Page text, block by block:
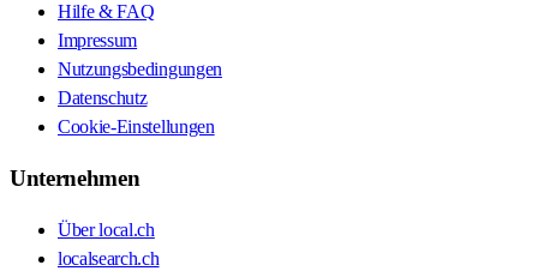
Hilfe & FAQ
Impressum
Nutzungsbedingungen
Datenschutz
Cookie-Einstellungen
Unternehmen
Über local.ch
localsearch.ch